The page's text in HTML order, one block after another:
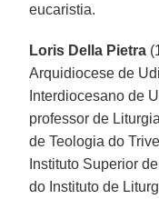
eucaristia.
Loris Della Pietra
Arquidiocese de
Interdiocesano de
professor de
de Teologia do
Instituto Superior
do Instituto de